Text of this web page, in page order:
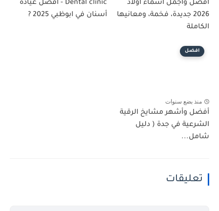
أفضل وأجمل أسماء أولاد
2026 جديدة، فخمة، ومعانيها
الكاملة
Dental clinic - أفضل عيادة
أسنان في ابوظبي 2025 ?
افضل
منذ بضع سنوات
أفضل وأشهر مشايخ الرقية
الشرعية في جدة ( دليل
شامل...
تعليقات